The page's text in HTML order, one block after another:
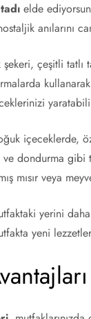
elde
anılarını
çeşitli
içeceklerde,
ve dondurma gibi
mısır veya
yerini
yeni